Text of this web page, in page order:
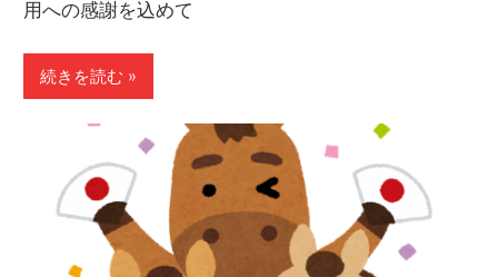
用への感謝を込めて
続きを読む »